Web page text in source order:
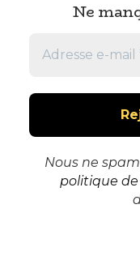
Ne
Nous ne
politique